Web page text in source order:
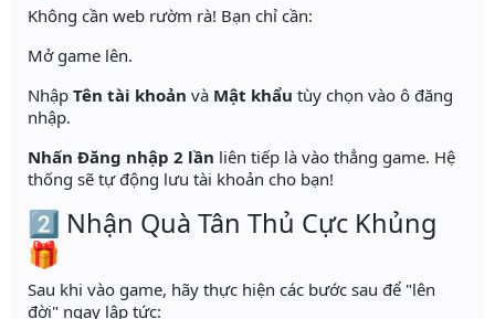
Không cần web rườm rà! Bạn chỉ cần:
Mở game lên.
Nhập Tên tài khoản và Mật khẩu tùy chọn vào ô đăng
nhập.
Nhấn Đăng nhập 2 lần liên tiếp là vào thẳng game. Hệ
thống sẽ tự động lưu tài khoản cho bạn!
2️⃣ Nhận Quà Tân Thủ Cực Khủng
🎁
Sau khi vào game, hãy thực hiện các bước sau để "lên
đời" ngay lập tức: